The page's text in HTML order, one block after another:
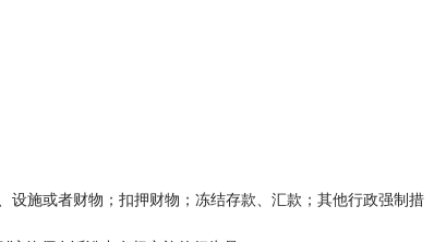
施或者财物；扣押财物；冻结存款、汇款；其他行政强制措